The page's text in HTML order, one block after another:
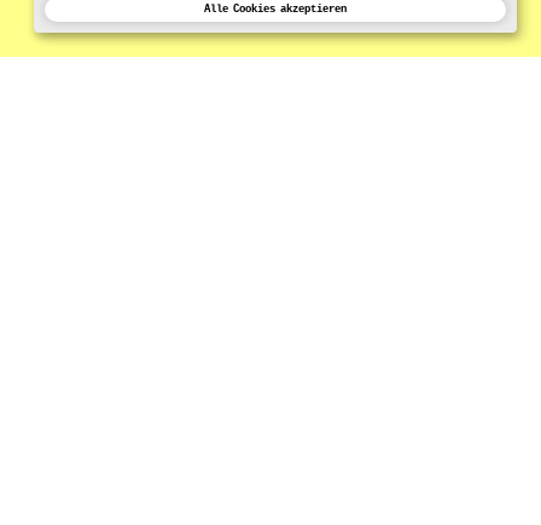
Alle Cookies akzeptieren